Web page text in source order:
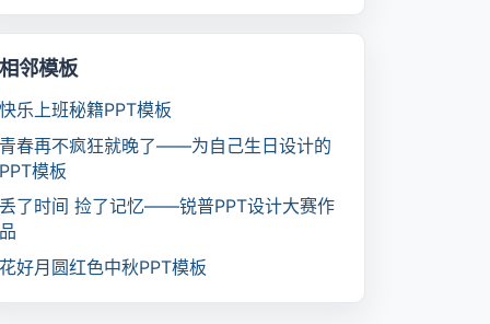
相邻模板
快乐上班秘籍PPT模板
青春再不疯狂就晚了――为自己生日设计的
PPT模板
丢了时间 捡了记忆――锐普PPT设计大赛作
品
花好月圆红色中秋PPT模板